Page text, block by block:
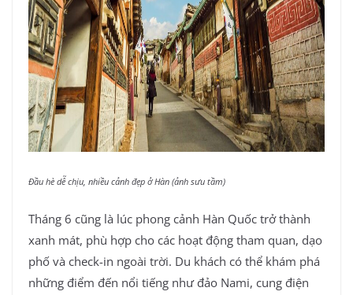
Đầu hè dễ chịu, nhiều cảnh đẹp ở Hàn (ảnh sưu tầm)
Tháng 6 cũng là lúc phong cảnh Hàn Quốc trở thành
xanh mát, phù hợp cho các hoạt động tham quan, dạo
phố và check-in ngoài trời. Du khách có thể khám phá
những điểm đến nổi tiếng như đảo Nami, cung điện